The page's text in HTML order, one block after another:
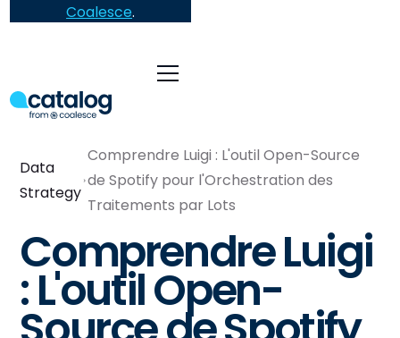
Coalesce.
Data
Strategy
Comprendre Luigi : L'outil Open-Source
de Spotify pour l'Orchestration des
Traitements par Lots
Comprendre Luigi
: L'outil Open-